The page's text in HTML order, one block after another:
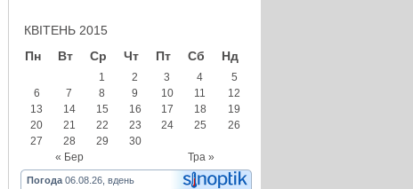
КВІТЕНЬ 2015
Пн
Вт Ср Чт Пт Сб Нд
« Бер Тра »
1 2 3 4
5
6
7 8 9 10 11
12
13
14 15 16 17 18
19
20
21 22 23 24 25
26
27
28 29 30
Погода 06.08.26, вдень